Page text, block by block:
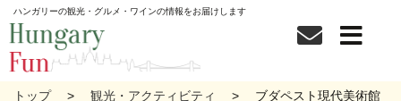
ハンガリーの観光・グルメ・ワインの情報をお届けします
トップ 観光・アクティビティ ブダペスト現代美術館